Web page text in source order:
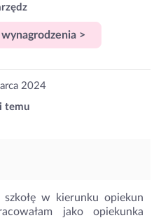
>
2024
temu
w kierunku opiekun
jako opiekunka